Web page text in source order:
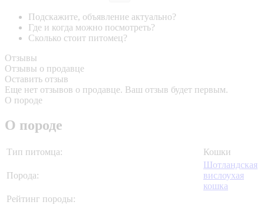
Подскажите, объявление актуально?
Где и когда можно посмотреть?
Сколько стоит питомец?
Отзывы
Отзывы о продавце
Оставить отзыв
Еще нет отзывов о продавце. Ваш отзыв будет первым.
О породе
О породе
Тип питомца: Кошки
Порода:
Шотландская
вислоухая
кошка
Рейтинг породы: